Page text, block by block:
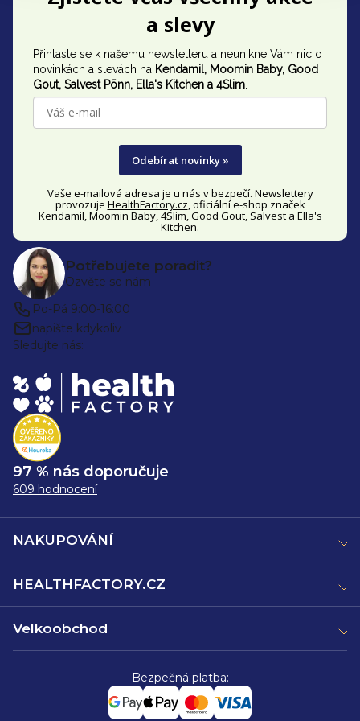
a slevy
Přihlaste se k našemu newsletteru a neunikne Vám nic o
novinkách a slevách na Kendamil, Moomin Baby, Good
Gout, Salvest Põnn, Ella's Kitchen a 4Slim.
Odebírat novinky »
Vaše e-mailová adresa je u nás v bezpečí. Newslettery
provozuje HealthFactory.cz, oficiálníe-shop značek
Kendamil, Moomin Baby, 4Slim, Good Gout, Salvest a Ella's
Kitchen.
Potřebujete poradit?
Ozvěte se nám
Po-Pá 9:00-16:00
napište kdykoliv
Sledujte nás:
97 % nás doporučuje
609 hodnocení
NAKUPOVÁNÍ
HEALTHFACTORY.CZ
Velkoobchod
Bezpečná platba: